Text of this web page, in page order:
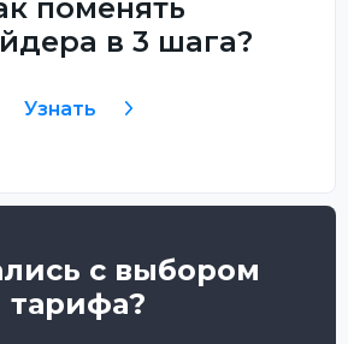
поменять
в 3 шага?
Узнать
с выбором
тарифа?